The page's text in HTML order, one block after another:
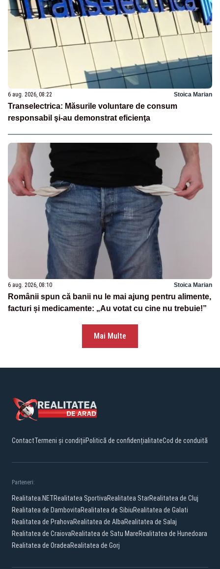
6 aug. 2026, 08:22 Stoica Marian
Transelectrica: Măsurile voluntare de consum
responsabil şi-au demonstrat eficienţa
6 aug. 2026, 08:10 Stoica Marian
Românii spun că banii nu le mai ajung pentru alimente,
facturi și medicamente: „Au votat cu cine nu trebuie!”
Mai Multe
ContactTermeni și condițiiPolitică de confidențialitateCod de conduită
Parteneri:
Realitatea.NETRealitatea SportivaRealitatea StarRealitatea de Cluj
Realitatea de DambovitaRealitatea de SibiuRealitatea de Galati
Realitatea de PrahovaRealitatea de AlbaRealitatea de Salaj
Realitatea de CraiovaRealitatea de Satu MareRealitatea de Hunedoara
Realitatea de OradeaRealitatea de Gorj